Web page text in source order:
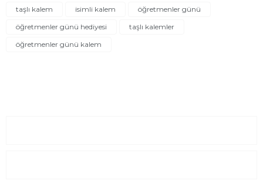
taşlı kalem
isimli kalem
öğretmenler günü
öğretmenler günü hediyesi
taşlı kalemler
öğretmenler günü kalem